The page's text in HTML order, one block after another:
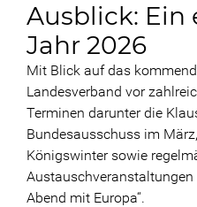
Ausblick: Ein
Jahr 2026
Mit Blick auf das
Landesverband vor
Terminen darunter die
Bundesausschuss im
Königswinter sowie
Austauschveranstaltungen
Abend mit Europa“.